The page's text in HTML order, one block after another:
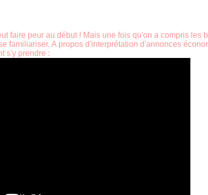
faire peur au début ! Mais une fois qu'on a compris les
familiariser. A propos d'interprétation d'annonces
s'y prendre :